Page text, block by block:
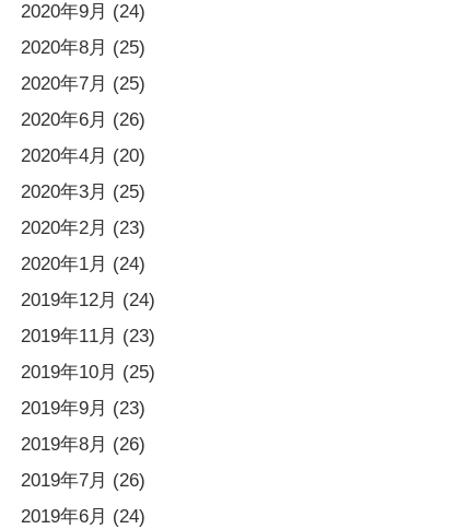
2020年9月 (24)
2020年8月 (25)
2020年7月 (25)
2020年6月 (26)
2020年4月 (20)
2020年3月 (25)
2020年2月 (23)
2020年1月 (24)
2019年12月 (24)
2019年11月 (23)
2019年10月 (25)
2019年9月 (23)
2019年8月 (26)
2019年7月 (26)
2019年6月 (24)